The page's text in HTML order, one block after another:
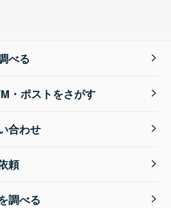
べる
・ポストをさがす
合わせ
頼
調べる